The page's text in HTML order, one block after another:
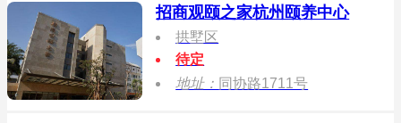
招商观颐之家杭州颐养中心
拱墅区
待定
地址： 同协路1711号